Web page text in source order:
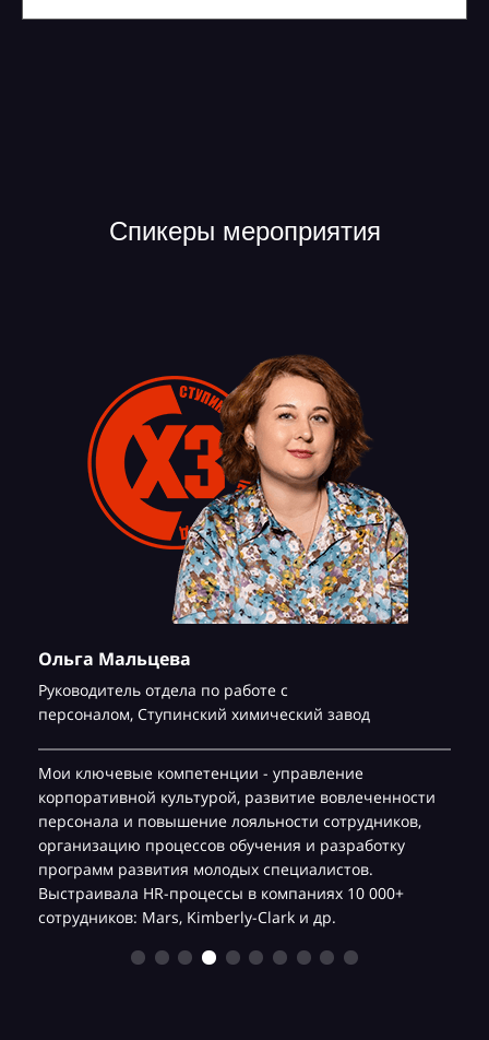
Спикеры мероприятия
Ольга Мальцева
Руководитель отдела по работе с
персоналом, Ступинский химический завод
Мои ключевые компетенции - управление
корпоративной культурой, развитие вовлеченности
персонала и повышение лояльности сотрудников,
организацию процессов обучения и разработку
программ развития молодых специалистов.
Выстраивала HR-процессы в компаниях 10 000+
сотрудников: Mars, Kimberly-Clark и др.